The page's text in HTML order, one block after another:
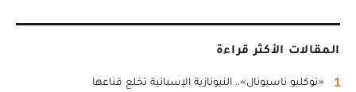
المقالات الأكثر قراءة
1 «نوكليو ناسيونال».. النيونازية الإسبانية تخلع قناعها